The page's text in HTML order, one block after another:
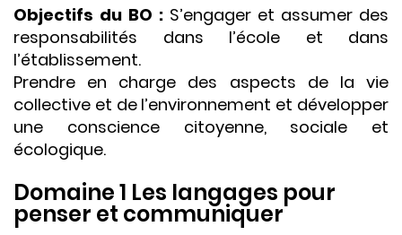
Objectifs du BO : S’engager et assumer des
responsabilités dans l’école et dans
l’établissement.
Prendre en charge des aspects de la vie
collective et de l’environnement et développer
une conscience citoyenne, sociale et
écologique.
Domaine 1 Les langages pour
penser et communiquer